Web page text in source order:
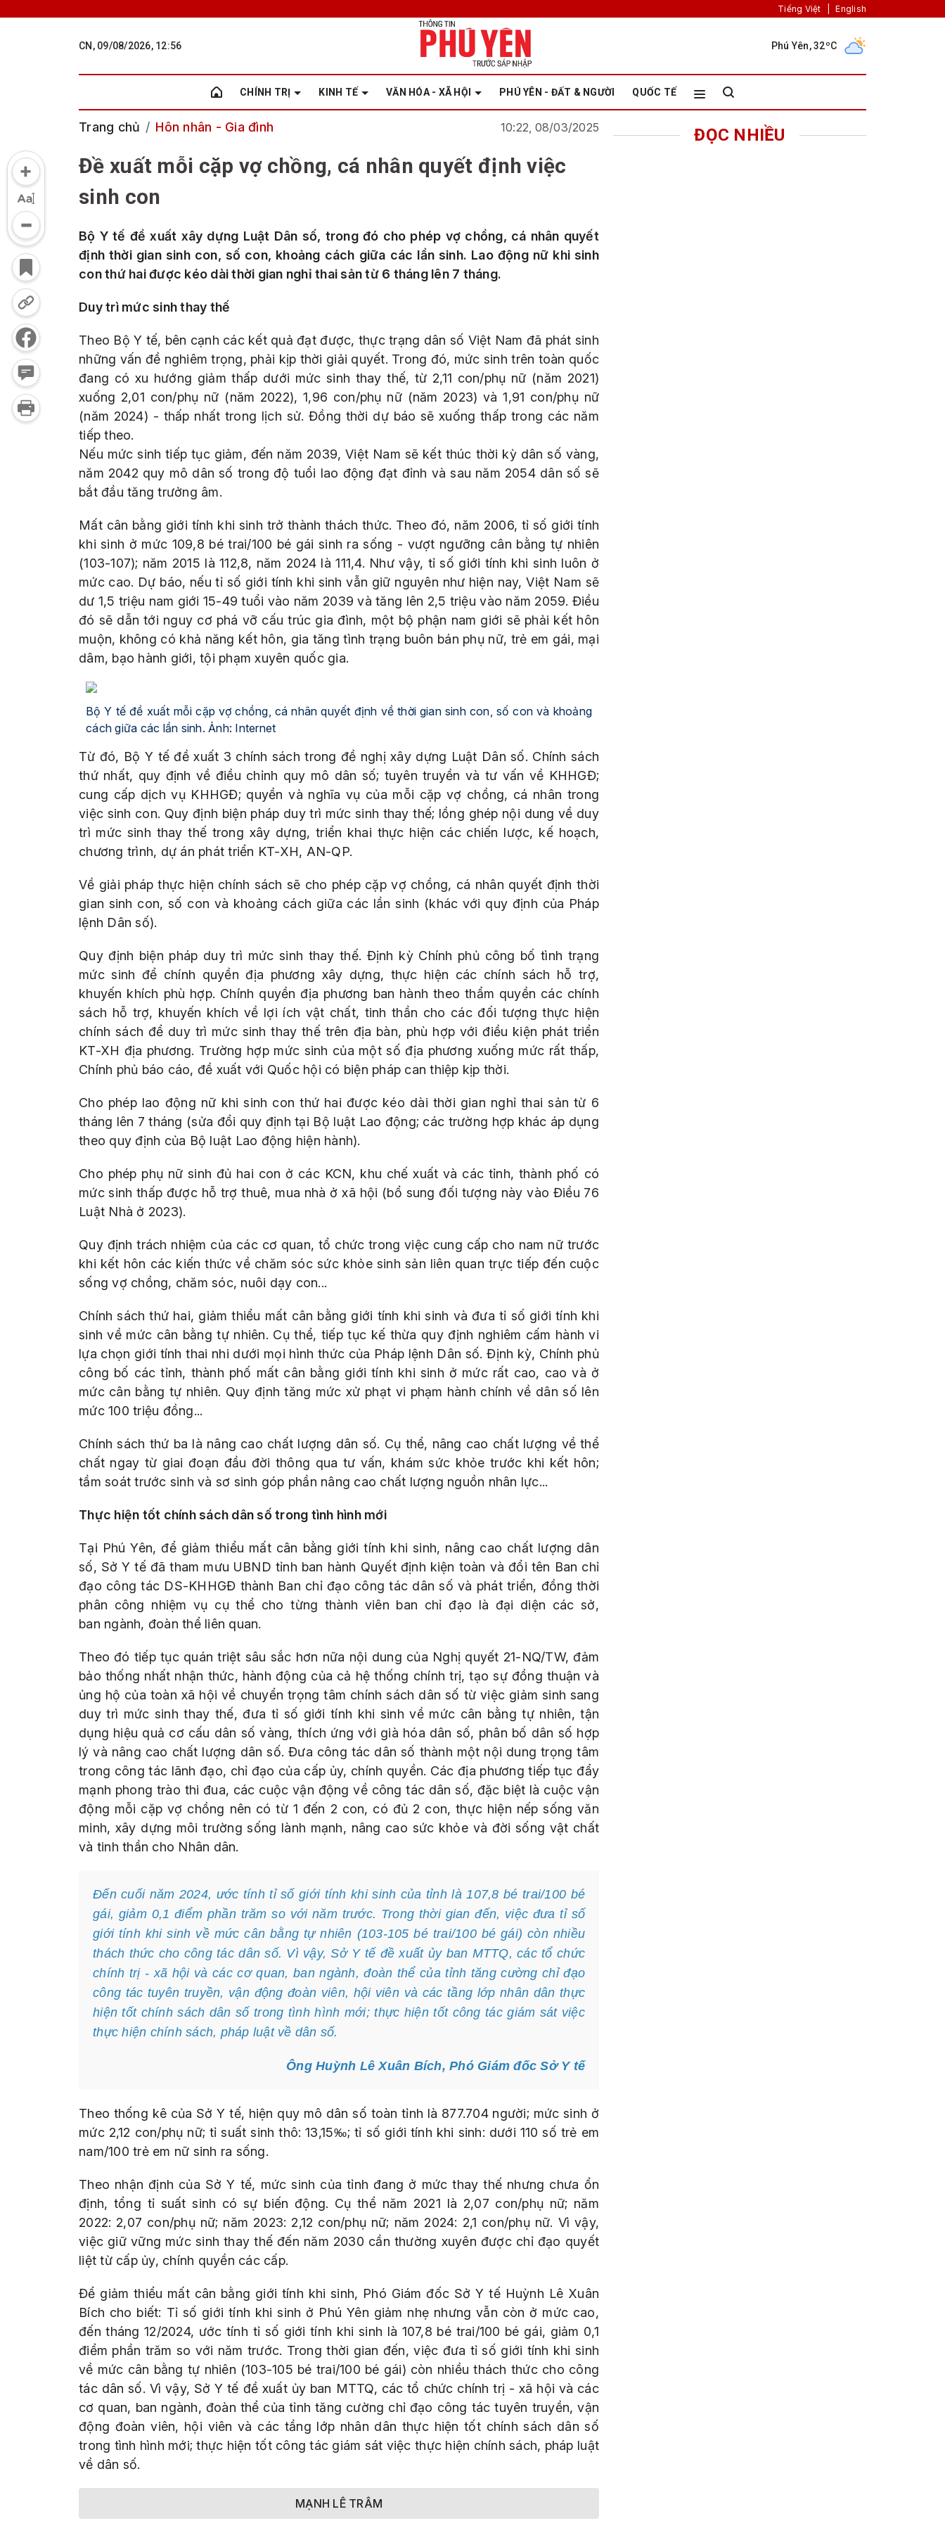
Tiếng Việt English
CN, 09/08/2026, 12:56 Phú Yên, 32ºC
CHÍNH TRỊ KINH TẾ VĂN HÓA - XÃ HỘI PHÚ YÊN - ĐẤT & NGƯỜI QUỐC TẾ
Trang chủ Hôn nhân - Gia đình 10:22, 08/03/2025
Đề xuất mỗi cặp vợ chồng, cá nhân quyết định việc
sinh con
Bộ Y tế đề xuất xây dựng Luật Dân số, trong đó cho phép vợ chồng, cá nhân quyết
định thời gian sinh con, số con, khoảng cách giữa các lần sinh. Lao động nữ khi sinh
con thứ hai được kéo dài thời gian nghỉ thai sản từ 6 tháng lên 7 tháng.
Duy trì mức sinh thay thế
Theo Bộ Y tế, bên cạnh các kết quả đạt được, thực trạng dân số Việt Nam đã phát sinh
những vấn đề nghiêm trọng, phải kịp thời giải quyết. Trong đó, mức sinh trên toàn quốc
đang có xu hướng giảm thấp dưới mức sinh thay thế, từ 2,11 con/phụ nữ (năm 2021)
xuống 2,01 con/phụ nữ (năm 2022), 1,96 con/phụ nữ (năm 2023) và 1,91 con/phụ nữ
(năm 2024) - thấp nhất trong lịch sử. Đồng thời dự báo sẽ xuống thấp trong các năm
tiếp theo.
Nếu mức sinh tiếp tục giảm, đến năm 2039, Việt Nam sẽ kết thúc thời kỳ dân số vàng,
năm 2042 quy mô dân số trong độ tuổi lao động đạt đỉnh và sau năm 2054 dân số sẽ
bắt đầu tăng trưởng âm.
Mất cân bằng giới tính khi sinh trở thành thách thức. Theo đó, năm 2006, tỉ số giới tính
khi sinh ở mức 109,8 bé trai/100 bé gái sinh ra sống - vượt ngưỡng cân bằng tự nhiên
(103-107); năm 2015 là 112,8, năm 2024 là 111,4. Như vậy, tỉ số giới tính khi sinh luôn ở
mức cao. Dự báo, nếu tỉ số giới tính khi sinh vẫn giữ nguyên như hiện nay, Việt Nam sẽ
dư 1,5 triệu nam giới 15-49 tuổi vào năm 2039 và tăng lên 2,5 triệu vào năm 2059. Điều
đó sẽ dẫn tới nguy cơ phá vỡ cấu trúc gia đình, một bộ phận nam giới sẽ phải kết hôn
muộn, không có khả năng kết hôn, gia tăng tình trạng buôn bán phụ nữ, trẻ em gái, mại
dâm, bạo hành giới, tội phạm xuyên quốc gia.
Bộ Y tế đề xuất mỗi cặp vợ chồng, cá nhân quyết định về thời gian sinh con, số con và khoảng
cách giữa các lần sinh. Ảnh: Internet
Từ đó, Bộ Y tế đề xuất 3 chính sách trong đề nghị xây dựng Luật Dân số. Chính sách
thứ nhất, quy định về điều chỉnh quy mô dân số; tuyên truyền và tư vấn về KHHGĐ;
cung cấp dịch vụ KHHGĐ; quyền và nghĩa vụ của mỗi cặp vợ chồng, cá nhân trong
việc sinh con. Quy định biện pháp duy trì mức sinh thay thế; lồng ghép nội dung về duy
trì mức sinh thay thế trong xây dựng, triển khai thực hiện các chiến lược, kế hoạch,
chương trình, dự án phát triển KT-XH, AN-QP.
Về giải pháp thực hiện chính sách sẽ cho phép cặp vợ chồng, cá nhân quyết định thời
gian sinh con, số con và khoảng cách giữa các lần sinh (khác với quy định của Pháp
lệnh Dân số).
Quy định biện pháp duy trì mức sinh thay thế. Định kỳ Chính phủ công bố tình trạng
mức sinh để chính quyền địa phương xây dựng, thực hiện các chính sách hỗ trợ,
khuyến khích phù hợp. Chính quyền địa phương ban hành theo thẩm quyền các chính
sách hỗ trợ, khuyến khích về lợi ích vật chất, tinh thần cho các đối tượng thực hiện
chính sách để duy trì mức sinh thay thế trên địa bàn, phù hợp với điều kiện phát triển
KT-XH địa phương. Trường hợp mức sinh của một số địa phương xuống mức rất thấp,
Chính phủ báo cáo, đề xuất với Quốc hội có biện pháp can thiệp kịp thời.
Cho phép lao động nữ khi sinh con thứ hai được kéo dài thời gian nghỉ thai sản từ 6
tháng lên 7 tháng (sửa đổi quy định tại Bộ luật Lao động; các trường hợp khác áp dụng
theo quy định của Bộ luật Lao động hiện hành).
Cho phép phụ nữ sinh đủ hai con ở các KCN, khu chế xuất và các tỉnh, thành phố có
mức sinh thấp được hỗ trợ thuê, mua nhà ở xã hội (bổ sung đối tượng này vào Điều 76
Luật Nhà ở 2023).
Quy định trách nhiệm của các cơ quan, tổ chức trong việc cung cấp cho nam nữ trước
khi kết hôn các kiến thức về chăm sóc sức khỏe sinh sản liên quan trực tiếp đến cuộc
sống vợ chồng, chăm sóc, nuôi dạy con...
Chính sách thứ hai, giảm thiểu mất cân bằng giới tính khi sinh và đưa tỉ số giới tính khi
sinh về mức cân bằng tự nhiên. Cụ thể, tiếp tục kế thừa quy định nghiêm cấm hành vi
lựa chọn giới tính thai nhi dưới mọi hình thức của Pháp lệnh Dân số. Định kỳ, Chính phủ
công bố các tỉnh, thành phố mất cân bằng giới tính khi sinh ở mức rất cao, cao và ở
mức cân bằng tự nhiên. Quy định tăng mức xử phạt vi phạm hành chính về dân số lên
mức 100 triệu đồng...
Chính sách thứ ba là nâng cao chất lượng dân số. Cụ thể, nâng cao chất lượng về thể
chất ngay từ giai đoạn đầu đời thông qua tư vấn, khám sức khỏe trước khi kết hôn;
tầm soát trước sinh và sơ sinh góp phần nâng cao chất lượng nguồn nhân lực...
Thực hiện tốt chính sách dân số trong tình hình mới
Tại Phú Yên, để giảm thiểu mất cân bằng giới tính khi sinh, nâng cao chất lượng dân
số, Sở Y tế đã tham mưu UBND tỉnh ban hành Quyết định kiện toàn và đổi tên Ban chỉ
đạo công tác DS-KHHGĐ thành Ban chỉ đạo công tác dân số và phát triển, đồng thời
phân công nhiệm vụ cụ thể cho từng thành viên ban chỉ đạo là đại diện các sở,
ban ngành, đoàn thể liên quan.
Theo đó tiếp tục quán triệt sâu sắc hơn nữa nội dung của Nghị quyết 21-NQ/TW, đảm
bảo thống nhất nhận thức, hành động của cả hệ thống chính trị, tạo sự đồng thuận và
ủng hộ của toàn xã hội về chuyển trọng tâm chính sách dân số từ việc giảm sinh sang
duy trì mức sinh thay thế, đưa tỉ số giới tính khi sinh về mức cân bằng tự nhiên, tận
dụng hiệu quả cơ cấu dân số vàng, thích ứng với già hóa dân số, phân bố dân số hợp
lý và nâng cao chất lượng dân số. Đưa công tác dân số thành một nội dung trọng tâm
trong công tác lãnh đạo, chỉ đạo của cấp ủy, chính quyền. Các địa phương tiếp tục đẩy
mạnh phong trào thi đua, các cuộc vận động về công tác dân số, đặc biệt là cuộc vận
động mỗi cặp vợ chồng nên có từ 1 đến 2 con, có đủ 2 con, thực hiện nếp sống văn
minh, xây dựng môi trường sống lành mạnh, nâng cao sức khỏe và đời sống vật chất
và tinh thần cho Nhân dân.
Đến cuối năm 2024, ước tính tỉ số giới tính khi sinh của tỉnh là 107,8 bé trai/100 bé
gái, giảm 0,1 điểm phần trăm so với năm trước. Trong thời gian đến, việc đưa tỉ số
giới tính khi sinh về mức cân bằng tự nhiên (103-105 bé trai/100 bé gái) còn nhiều
thách thức cho công tác dân số. Vì vậy, Sở Y tế đề xuất ủy ban MTTQ, các tổ chức
chính trị - xã hội và các cơ quan, ban ngành, đoàn thể của tỉnh tăng cường chỉ đạo
công tác tuyên truyền, vận động đoàn viên, hội viên và các tầng lớp nhân dân thực
hiện tốt chính sách dân số trong tình hình mới; thực hiện tốt công tác giám sát việc
thực hiện chính sách, pháp luật về dân số.
Ông Huỳnh Lê Xuân Bích, Phó Giám đốc Sở Y tế
Theo thống kê của Sở Y tế, hiện quy mô dân số toàn tỉnh là 877.704 người; mức sinh ở
mức 2,12 con/phụ nữ; tỉ suất sinh thô: 13,15‰; tỉ số giới tính khi sinh: dưới 110 số trẻ em
nam/100 trẻ em nữ sinh ra sống.
Theo nhận định của Sở Y tế, mức sinh của tỉnh đang ở mức thay thế nhưng chưa ổn
định, tổng tỉ suất sinh có sự biến động. Cụ thể năm 2021 là 2,07 con/phụ nữ; năm
2022: 2,07 con/phụ nữ; năm 2023: 2,12 con/phụ nữ; năm 2024: 2,1 con/phụ nữ. Vì vậy,
việc giữ vững mức sinh thay thế đến năm 2030 cần thường xuyên được chỉ đạo quyết
liệt từ cấp ủy, chính quyền các cấp.
Để giảm thiểu mất cân bằng giới tính khi sinh, Phó Giám đốc Sở Y tế Huỳnh Lê Xuân
Bích cho biết: Tỉ số giới tính khi sinh ở Phú Yên giảm nhẹ nhưng vẫn còn ở mức cao,
đến tháng 12/2024, ước tính tỉ số giới tính khi sinh là 107,8 bé trai/100 bé gái, giảm 0,1
điểm phần trăm so với năm trước. Trong thời gian đến, việc đưa tỉ số giới tính khi sinh
về mức cân bằng tự nhiên (103-105 bé trai/100 bé gái) còn nhiều thách thức cho công
tác dân số. Vì vậy, Sở Y tế đề xuất ủy ban MTTQ, các tổ chức chính trị - xã hội và các
cơ quan, ban ngành, đoàn thể của tỉnh tăng cường chỉ đạo công tác tuyên truyền, vận
động đoàn viên, hội viên và các tầng lớp nhân dân thực hiện tốt chính sách dân số
trong tình hình mới; thực hiện tốt công tác giám sát việc thực hiện chính sách, pháp luật
về dân số.
MẠNH LÊ TRÂM
ĐỌC NHIỀU